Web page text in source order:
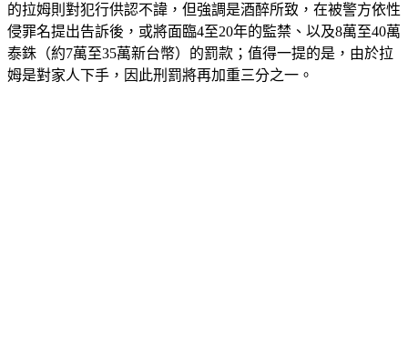
的拉姆則對犯行供認不諱，但強調是酒醉所致，在被警方依性
侵罪名提出告訴後，或將面臨4至20年的監禁、以及8萬至40萬
泰銖（約7萬至35萬新台幣）的罰款；值得一提的是，由於拉
姆是對家人下手，因此刑罰將再加重三分之一。